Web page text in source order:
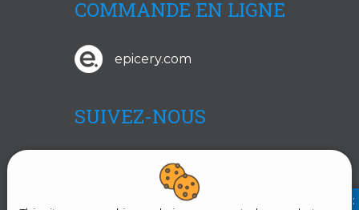
RETROUVEZ NOUS SUR :
COMMANDE EN LIGNE
epicery.com
SUIVEZ-NOUS
Facebook